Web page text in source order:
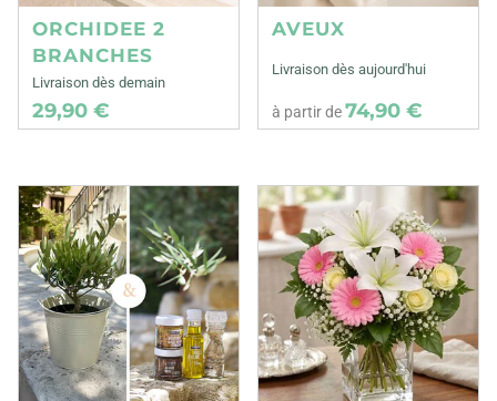
ORCHIDEE 2
BRANCHES
Livraison dès demain
29,90 €
AVEUX
Livraison dès aujourd'hui
à partir de74,90 €